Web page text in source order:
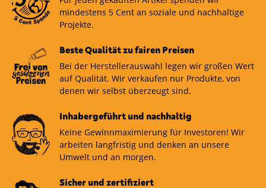
mindestens 5 Cent an soziale und nachhaltige
Projekte.
Beste Qualität zu fairen Preisen
Bei der Herstellerauswahl legen wir großen Wert
auf Qualität. Wir verkaufen nur Produkte, von
denen wir selbst überzeugt sind.
Inhabergeführt und nachhaltig
Keine Gewinnmaximierung für Investoren! Wir
arbeiten langfristig und denken an unsere
Umwelt und an morgen.
Sicher und zertifiziert